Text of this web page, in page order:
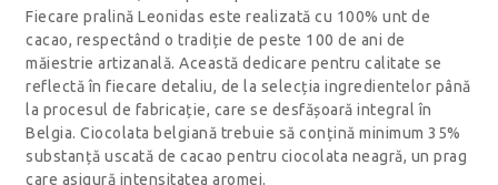
Fiecare pralină Leonidas este realizată cu 100% unt de
cacao, respectând o tradiție de peste 100 de ani de
măiestrie artizanală. Această dedicare pentru calitate se
reflectă în fiecare detaliu, de la selecția ingredientelor până
la procesul de fabricație, care se desfășoară integral în
Belgia. Ciocolata belgiană trebuie să conțină minimum 35%
substanță uscată de cacao pentru ciocolata neagră, un prag
care asigură intensitatea aromei.